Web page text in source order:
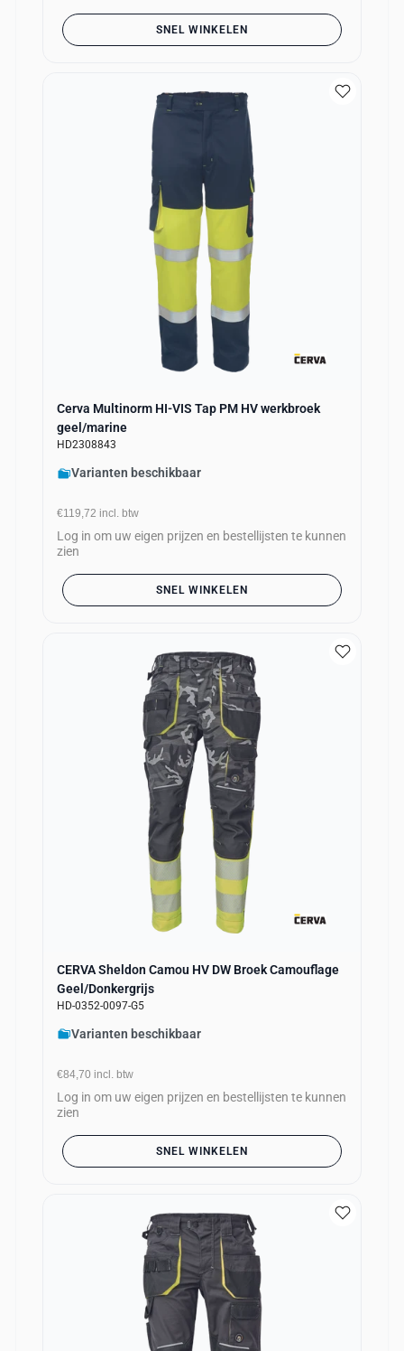
SNEL WINKELEN
Cerva Multinorm HI-VIS Tap PM HV werkbroek
geel/marine
HD2308843
Varianten beschikbaar
€119,72 incl. btw
Log in om uw eigen prijzen en bestellijsten te kunnen
zien
SNEL WINKELEN
CERVA Sheldon Camou HV DW Broek Camouflage
Geel/Donkergrijs
HD-0352-0097-G5
Varianten beschikbaar
€84,70 incl. btw
Log in om uw eigen prijzen en bestellijsten te kunnen
zien
SNEL WINKELEN